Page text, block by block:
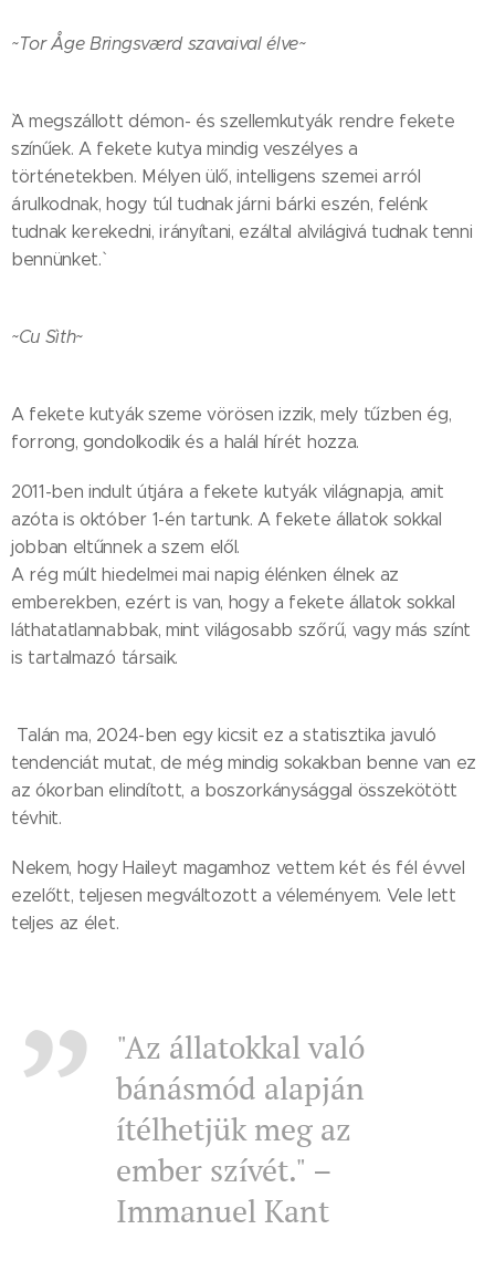
~Tor Åge Bringsværd szavaival élve~
`A megszállott démon- és szellemkutyák rendre fekete
színűek. A fekete kutya mindig veszélyes a
történetekben. Mélyen ülő, intelligens szemei arról
árulkodnak, hogy túl tudnak járni bárki eszén, felénk
tudnak kerekedni, irányítani, ezáltal alvilágivá tudnak tenni
bennünket.`
~Cu Sìth~
A fekete kutyák szeme vörösen izzik, mely tűzben ég,
forrong, gondolkodik és a halál hírét hozza.
2011-ben indult útjára a fekete kutyák világnapja, amit
azóta is október 1-én tartunk. A fekete állatok sokkal
jobban eltűnnek a szem elől.
A rég múlt hiedelmei mai napig élénken élnek az
emberekben, ezért is van, hogy a fekete állatok sokkal
láthatatlannabbak, mint világosabb szőrű, vagy más színt
is tartalmazó társaik.
Talán ma, 2024-ben egy kicsit ez a statisztika javuló
tendenciát mutat, de még mindig sokakban benne van ez
az ókorban elindított, a boszorkánysággal összekötött
tévhit.
Nekem, hogy Haileyt magamhoz vettem két és fél évvel
ezelőtt, teljesen megváltozott a véleményem. Vele lett
teljes az élet.
"Az állatokkal való
bánásmód alapján
ítélhetjük meg az
ember szívét." –
Immanuel Kant